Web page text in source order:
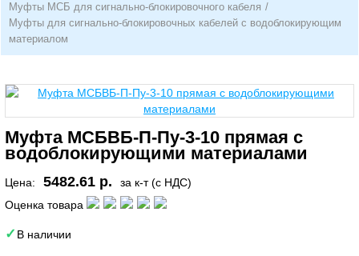
Муфты МСБ для сигнально-блокировочного кабеля /
Муфты для сигнально-блокировочных кабелей с водоблокирующим
материалом
Муфта МСБВБ-П-Пу-3-10 прямая с
водоблокирующими материалами
Цена: 5482.61 р.
за к-т (с НДС)
Оценка товара
В наличии